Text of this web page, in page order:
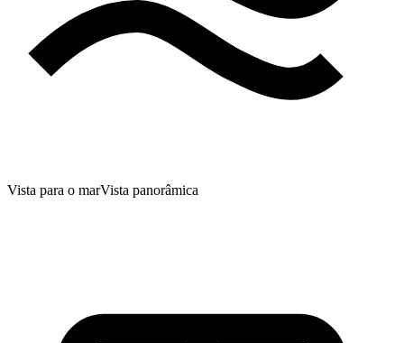
Vista para o marVista panorâmica